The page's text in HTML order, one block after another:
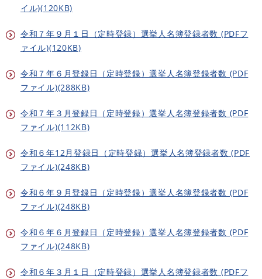
イル)(120KB)
令和７年９月１日（定時登録）選挙人名簿登録者数 (PDFフ
ァイル)(120KB)
令和７年６月登録日（定時登録）選挙人名簿登録者数 (PDF
ファイル)(288KB)
令和７年３月登録日（定時登録）選挙人名簿登録者数 (PDF
ファイル)(112KB)
令和６年12月登録日（定時登録）選挙人名簿登録者数 (PDF
ファイル)(248KB)
令和６年９月登録日（定時登録）選挙人名簿登録者数 (PDF
ファイル)(248KB)
令和６年６月登録日（定時登録）選挙人名簿登録者数 (PDF
ファイル)(248KB)
令和６年３月１日（定時登録）選挙人名簿登録者数 (PDFフ